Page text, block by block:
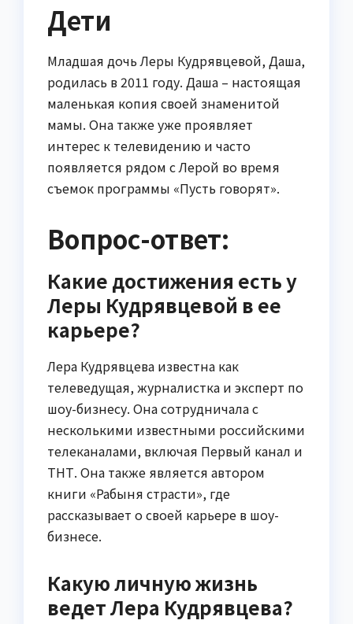
Дети
Младшая дочь Леры Кудрявцевой, Даша,
родилась в 2011 году. Даша – настоящая
маленькая копия своей знаменитой
мамы. Она также уже проявляет
интерес к телевидению и часто
появляется рядом с Лерой во время
съемок программы «Пусть говорят».
Вопрос-ответ:
Какие достижения есть у
Леры Кудрявцевой в ее
карьере?
Лера Кудрявцева известна как
телеведущая, журналистка и эксперт по
шоу-бизнесу. Она сотрудничала с
несколькими известными российскими
телеканалами, включая Первый канал и
ТНТ. Она также является автором
книги «Рабыня страсти», где
рассказывает о своей карьере в шоу-
бизнесе.
Какую личную жизнь
ведет Лера Кудрявцева?